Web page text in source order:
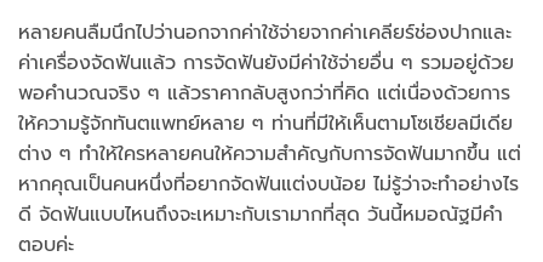
หลายคนลืมนึกไปว่านอกจากค่าใช้จ่ายจากค่าเคลียร์ช่องปากและ
ค่าเครื่องจัดฟันแล้ว การจัดฟันยังมีค่าใช้จ่ายอื่น ๆ รวมอยู่ด้วย
พอคำนวณจริง ๆ แล้วราคากลับสูงกว่าที่คิด แต่เนื่องด้วยการ
ให้ความรู้จักทันตแพทย์หลาย ๆ ท่านที่มีให้เห็นตามโซเชียลมีเดีย
ต่าง ๆ ทำให้ใครหลายคนให้ความสำคัญกับการจัดฟันมากขึ้น แต่
หากคุณเป็นคนหนึ่งที่อยากจัดฟันแต่งบน้อย ไม่รู้ว่าจะทำอย่างไร
ดี จัดฟันแบบไหนถึงจะเหมาะกับเรามากที่สุด วันนี้หมอณัฐมีคำ
ตอบค่ะ